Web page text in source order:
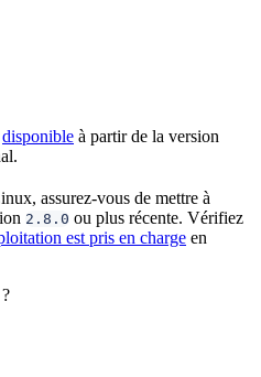
disponible à partir de la version
assurez-vous de mettre à
2.8.0 ou plus récente. Vérifiez
est pris en charge en